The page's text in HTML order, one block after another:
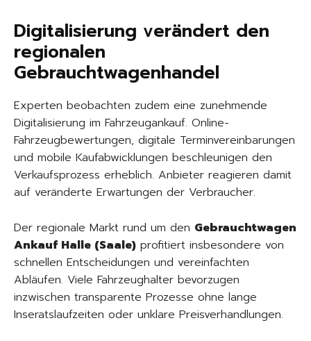
Digitalisierung verändert den
regionalen
Gebrauchtwagenhandel
Experten beobachten zudem eine zunehmende
Digitalisierung im Fahrzeugankauf. Online-
Fahrzeugbewertungen, digitale Terminvereinbarungen
und mobile Kaufabwicklungen beschleunigen den
Verkaufsprozess erheblich. Anbieter reagieren damit
auf veränderte Erwartungen der Verbraucher.
Der regionale Markt rund um den Gebrauchtwagen
Ankauf Halle (Saale) profitiert insbesondere von
schnellen Entscheidungen und vereinfachten
Abläufen. Viele Fahrzeughalter bevorzugen
inzwischen transparente Prozesse ohne lange
Inseratslaufzeiten oder unklare Preisverhandlungen.